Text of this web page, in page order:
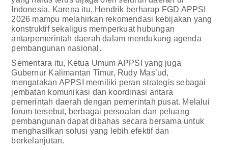
Indonesia. Karena itu, Hendrik berharap FGD APPSI
2026 mampu melahirkan rekomendasi kebijakan yang
konstruktif sekaligus memperkuat hubungan
antarpemerintah daerah dalam mendukung agenda
pembangunan nasional.
Sementara itu, Ketua Umum APPSI yang juga
Gubernur Kalimantan Timur, Rudy Mas’ud,
mengatakan APPSI memiliki peran strategis sebagai
jembatan komunikasi dan koordinasi antara
pemerintah daerah dengan pemerintah pusat. Melalui
forum tersebut, berbagai persoalan dan peluang
pembangunan dapat dibahas secara bersama untuk
menghasilkan solusi yang lebih efektif dan
berkelanjutan.